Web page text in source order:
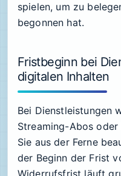
spielen, um zu
begonnen hat.
Fristbeginn bei
digitalen Inhalten
Bei Dienstleistungen
Streaming-Abos
Sie aus der Ferne
der Beginn der Frist